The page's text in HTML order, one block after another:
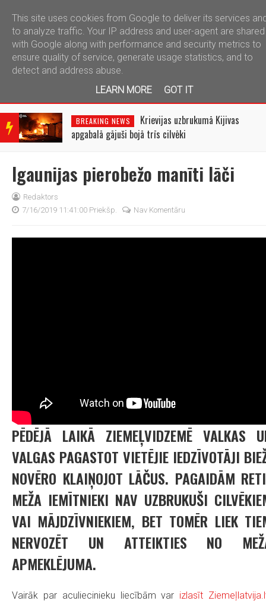
telegram
BRE
AKIN
NEW
BREAKING NEWS
Krievijas uzbrukumā Kijivas
apgabalā gājuši bojā trīs cilvēki
Igaunijas pierobežo manīti lāči
Redaktors
7/16/2019 11:41:00 Priekšp.
Nav Komentāru
PĒDĒJĀ LAIKĀ ZIEMEĻVIDZEMĒ VALKAS
VALGAS PAGASTOT VIETĒJIE IEDZĪVOTĀJI
NOVĒRO KLAIŅOJOT LĀČUS. PAGAIDĀM
MEŽA IEMĪTNIEKI NAV UZBRUKUŠI
VAI MĀJDZĪVNIEKIEM, BET TOMĒR LIEK
NERVOZĒT UN ATTEIKTIES NO
APMEKLĒJUMA.
Vairāk par aculiecinieku liecībām var izlasīt
This site uses cookies from Google to deliver its services
to analyze traffic. Your IP address and user-agent are shared
with Google along with performance and security metrics to
ensure quality of service, generate usage statistics, and to
detect and address abuse.
LEARN MORE
GOT IT